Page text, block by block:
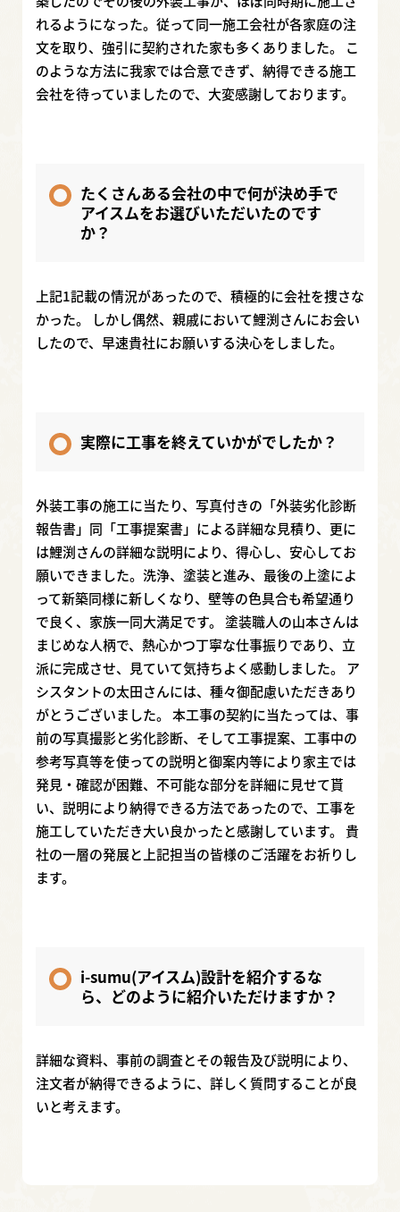
れるようになった。従って同一施工会社が各家庭の注
文を取り、強引に契約された家も多くありました。 こ
のような方法に我家では合意できず、納得できる施工
会社を待っていましたので、大変感謝しております。
たくさんある会社の中で何が決め手で
アイスムをお選びいただいたのです
か？
上記1記載の情況があったので、積極的に会社を捜さな
かった。 しかし偶然、親戚において鯉渕さんにお会い
したので、早速貴社にお願いする決心をしました。
実際に工事を終えていかがでしたか？
外装工事の施工に当たり、写真付きの「外装劣化診断
報告書」同「工事提案書」による詳細な見積り、更に
は鯉渕さんの詳細な説明により、得心し、安心してお
願いできました。洗浄、塗装と進み、最後の上塗によ
って新築同様に新しくなり、壁等の色具合も希望通り
で良く、家族一同大満足です。 塗装職人の山本さんは
まじめな人柄で、熱心かつ丁寧な仕事振りであり、立
派に完成させ、見ていて気持ちよく感動しました。 ア
シスタントの太田さんには、種々御配慮いただきあり
がとうございました。 本工事の契約に当たっては、事
前の写真撮影と劣化診断、そして工事提案、工事中の
参考写真等を使っての説明と御案内等により家主では
発見・確認が困難、不可能な部分を詳細に見せて貰
い、説明により納得できる方法であったので、工事を
施工していただき大い良かったと感謝しています。 貴
社の一層の発展と上記担当の皆様のご活躍をお祈りし
ます。
i-sumu(アイスム)設計を紹介するな
ら、どのように紹介いただけますか？
詳細な資料、事前の調査とその報告及び説明により、
注文者が納得できるように、詳しく質問することが良
いと考えます。